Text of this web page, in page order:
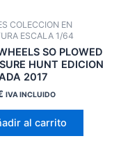
COLECCION EN
ESCALA 1/64
SO PLOWED
HUNT EDICION
2017
IVA INCLUIDO
al carrito